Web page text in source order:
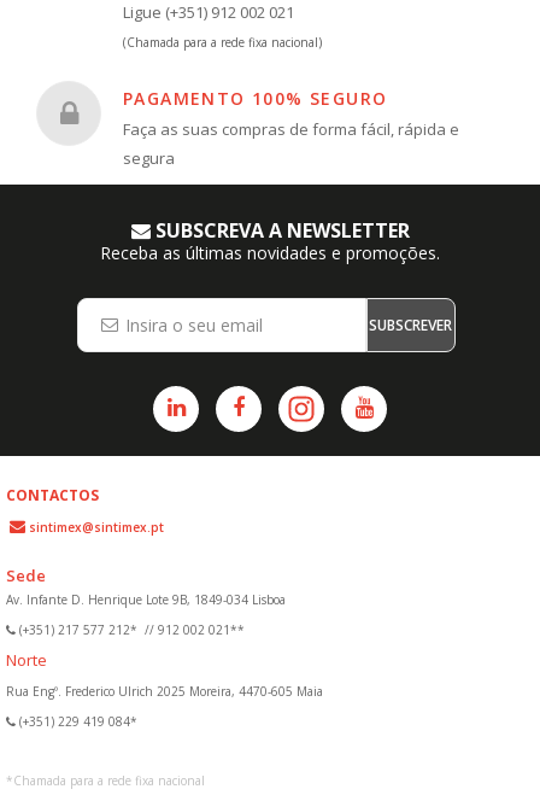
Ligue (+351) 912 002 021
(Chamada para a rede fixa nacional)
PAGAMENTO 100% SEGURO
Faça as suas compras de forma fácil, rápida e
segura
SUBSCREVA A NEWSLETTER
Receba as últimas novidades e promoções.
SUBSCREVER
CONTACTOS
sintimex@sintimex.pt
Sede
Av. Infante D. Henrique Lote 9B, 1849-034 Lisboa
(+351) 217 577 212* // 912 002 021**
Norte
Rua Engº. Frederico Ulrich 2025 Moreira, 4470-605 Maia
(+351) 229 419 084*
*Chamada para a rede fixa nacional